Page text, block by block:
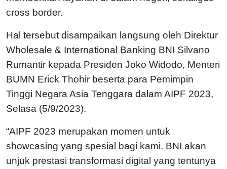
cross border.
Hal tersebut disampaikan langsung oleh Direktur
Wholesale & International Banking BNI Silvano
Rumantir kepada Presiden Joko Widodo, Menteri
BUMN Erick Thohir beserta para Pemimpin
Tinggi Negara Asia Tenggara dalam AIPF 2023,
Selasa (5/9/2023).
“AIPF 2023 merupakan momen untuk
showcasing yang spesial bagi kami. BNI akan
unjuk prestasi transformasi digital yang tentunya